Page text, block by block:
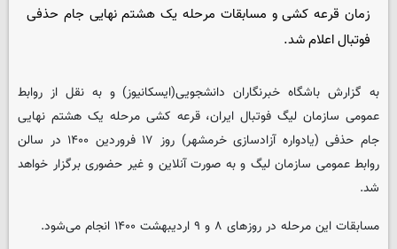
زمان قرعه کشی و مسابقات مرحله یک هشتم نهایی جام حذفی
فوتبال اعلام شد.
به گزارش باشگاه خبرنگاران دانشجویی(ایسکانیوز) و به نقل از روابط
عمومی سازمان لیگ فوتبال ایران، قرعه کشی مرحله یک هشتم نهایی
جام حذفی (یادواره آزادسازی خرمشهر) روز ۱۷ فروردین ۱۴۰۰ در سالن
روابط عمومی سازمان لیگ و به صورت آنلاین و غیر حضوری برگزار خواهد
شد.
مسابقات این مرحله در روزهای ۸ و ۹ اردیبهشت ۱۴۰۰ انجام می‌شود.